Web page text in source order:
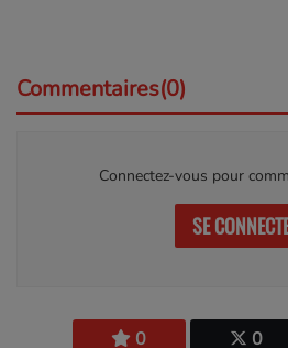
0 0
Commentaires(0)
Connectez-vous pour
SE